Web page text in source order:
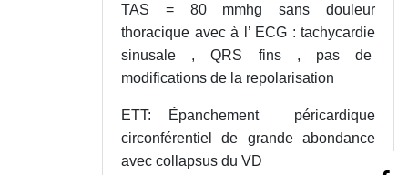
TAS = 80 mmhg sans douleur
thoracique avec à l’ ECG : tachycardie
sinusale , QRS fins , pas de
modifications de la repolarisation
ETT: Épanchement péricardique
circonférentiel de grande abondance
avec collapsus du VD